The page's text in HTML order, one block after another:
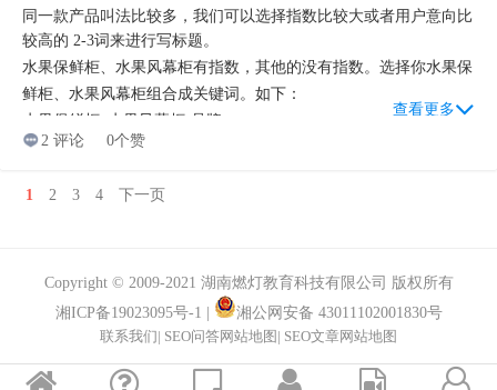
同一款产品叫法比较多，我们可以选择指数比较大或者用户意向比
较高的 2-3词来进行写标题。
水果保鲜柜、 水果风幕柜有指数，其他的没有指数。选择你水果保
鲜柜、 水果风幕柜组合成关键词。如下：
水果保鲜柜
水果风幕柜-品牌
在今一步优化。
查看更多
2 评论
0个赞
1 2 3 4 下一页
Copyright © 2009-2021 湖南燃灯教育科技有限公司 版权所有
湘ICP备19023095号-1
湘公网安备 43011102001830号
联系我们| SEO问答网站地图 | SEO文章网站地图